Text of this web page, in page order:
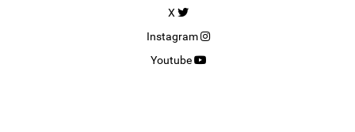
X
Instagram
Youtube